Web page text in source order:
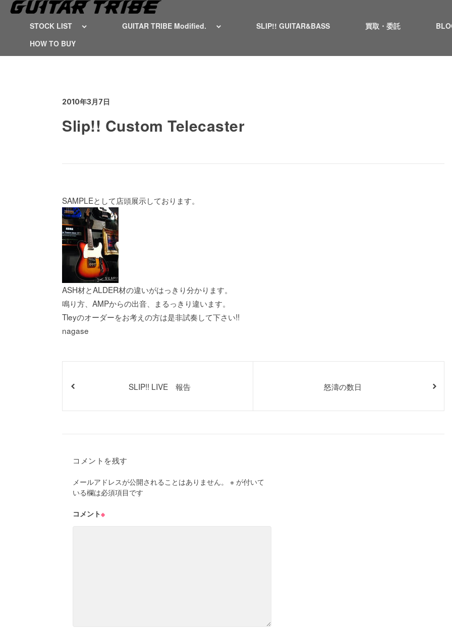
STOCK LIST GUITAR TRIBE Modified. SLIP!! GUITAR&BASS 買取・委託
HOW TO BUY
2010年3月7日
Slip!! Custom Telecaster
SAMPLEとして店頭展示しております。
ASH材とALDER材の違いがはっきり分かります。
鳴り方、AMPからの出音、まるっきり違います。
Tleyのオーダーをお考えの方は是非試奏して下さい!!
nagase
SLIP!! LIVE 報告 怒濤の数日
コメントを残す
メールアドレスが公開されることはありません。 ※ が付いて
いる欄は必須項目です
コメント※